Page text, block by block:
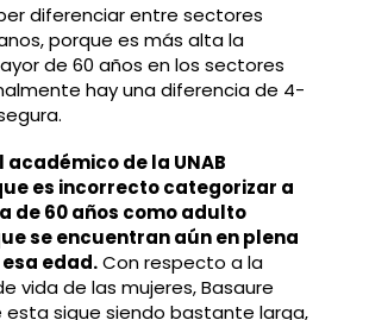
diferenciar entre sectores
porque es más alta la
de 60 años en los sectores
hay una diferencia de 4-
académico de la UNAB
es incorrecto categorizar a
de 60 años como adulto
se encuentran aún en plena
edad.Con respecto a la
vida de las mujeres, Basaure
esta sigue siendo bastante larga,